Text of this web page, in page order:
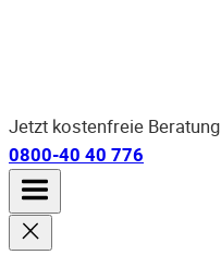
Jetzt kostenfreie Beratung
0800-40 40 776